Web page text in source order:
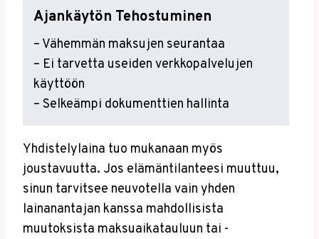
Ajankäytön Tehostuminen
– Vähemmän maksujen seurantaa
– Ei tarvetta useiden verkkopalvelujen
käyttöön
– Selkeämpi dokumenttien hallinta
Yhdistelylaina tuo mukanaan myös
joustavuutta. Jos elämäntilanteesi muuttuu,
sinun tarvitsee neuvotella vain yhden
lainanantajan kanssa mahdollisista
muutoksista maksuaikatauluun tai -